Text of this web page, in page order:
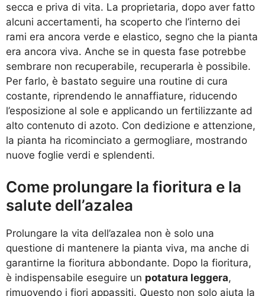
secca e priva di vita. La proprietaria, dopo aver fatto
alcuni accertamenti, ha scoperto che l’interno dei
rami era ancora verde e elastico, segno che la pianta
era ancora viva. Anche se in questa fase potrebbe
sembrare non recuperabile, recuperarla è possibile.
Per farlo, è bastato seguire una routine di cura
costante, riprendendo le annaffiature, riducendo
l’esposizione al sole e applicando un fertilizzante ad
alto contenuto di azoto. Con dedizione e attenzione,
la pianta ha ricominciato a germogliare, mostrando
nuove foglie verdi e splendenti.
Come prolungare la fioritura e la
salute dell’azalea
Prolungare la vita dell’azalea non è solo una
questione di mantenere la pianta viva, ma anche di
garantirne la fioritura abbondante. Dopo la fioritura,
è indispensabile eseguire un potatura leggera,
rimuovendo i fiori appassiti. Questo non solo aiuta la